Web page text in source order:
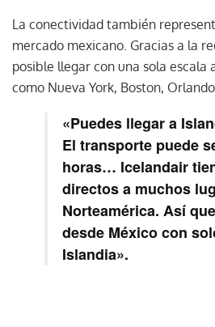
La conectividad también
mercado mexicano. Gracias a la
posible llegar con una sola escala
como Nueva York, Boston,
«Puedes llegar a
El transporte puede
horas… Icelandair
directos a muchos
Norteamérica. Así
desde México con
Islandia».